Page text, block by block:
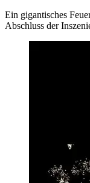
Ein gigantisches
Abschluss der